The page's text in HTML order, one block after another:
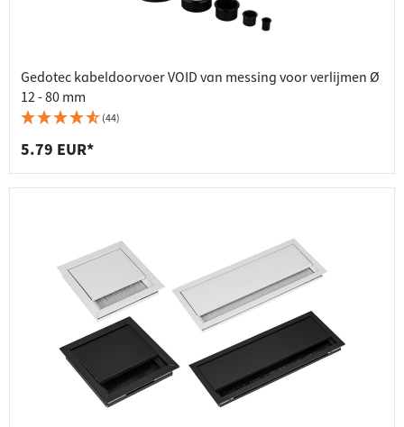
Gedotec kabeldoorvoer VOID van messing voor verlijmen Ø
12 - 80 mm
(44)
5.79 EUR*